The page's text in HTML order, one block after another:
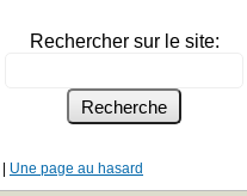
Rechercher sur le site:
Une page au hasard